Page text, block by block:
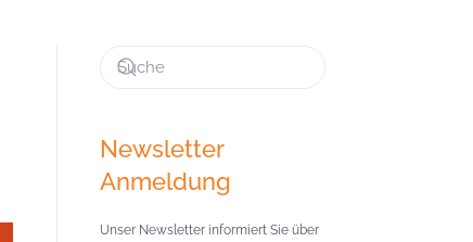
Newsletter
Anmeldung
Unser Newsletter informiert Sie über